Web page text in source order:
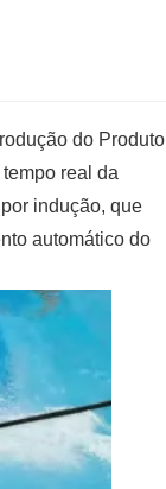
do Produto
real da
indução, que
automático do